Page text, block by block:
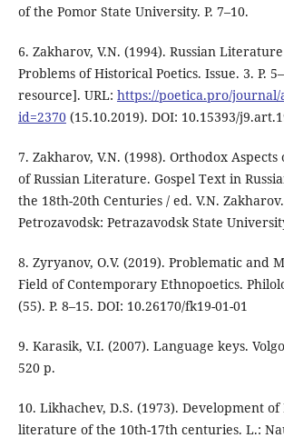
of the Pomor State University. P. 7–10.
6. Zakharov, V.N. (1994). Russian
Problems of Historical Poetics. Issue. 3. P.
resource]. URL: https://poetica.pro/
id=2370(15.10.2019). DOI: 10.15393/
7. Zakharov, V.N. (1998). Orthodox
of Russian Literature. Gospel Text in
the 18th-20th Centuries / ed. V.N.
Petrozavodsk: Petrazavodsk State
8. Zyryanov, O.V. (2019). Problematic and
Field of Contemporary Ethnopoetics.
(55). P. 8–15. DOI: 10.26170/fk19-01-01
9. Karasik, V.I. (2007). Language keys.
520 p.
10. Likhachev, D.S. (1973). Development of
literature of the 10th-17th centuries. L.: